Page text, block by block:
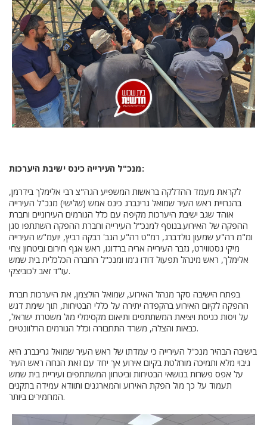
מנכ"ל העירייה כינס ישיבת היערכות:
לקראת מעמד ההדלקה בראשות המשפיע הגה"צ רבי אלימלך בידרמן,
בהנחיית ראש העיר שמואל גרינברג כינס אמש (שלישי) מנכ"ל העירייה
אוהד שגב ישיבת היערכות מקיפה עם כלל הגורמים העירוניים וחברת
ההפקה של האירוע.בנוסף למנכ"ל העירייה וחברת ההפקה השתתפו סגן
ומ"מ רה"ע שמעון גולדברג, רמ"ט רה"ע הגב' רבקה רביץ, יועמ"ש העירייה
מיקי גסטווירט, גזבר העירייה אריה ברדוגו, ראש אגף חירום וביטחון צחי
אלימלך, ראש מינהל תפעול דודו ג'מו ומנכ"ל החברה הכלכלית בית שמש
עו"ד זאב לכוביצקי.
בפתח הישיבה סקר מנהל האירוע, שמואל הולצמן, את היערכות חברת
ההפקה לקיום האירוע בהקפדה יתירה על כללי הבטיחות, תוך שימת דגש
על ויסות כניסת ויציאת המשתתפים ותיאום מקסימלי מול משטרת ישראל,
כבאות והצלה, משרד התחבורה וכלל הגורמים הרלוונטיים.
בישיבה הבהיר מנכ"ל העירייה כי עמדתו של ראש העיר שמואל גרינברג היא
גיבוי מלא ותמיכה מוחלטת בקיום אירוע אך יחד עם זאת הנחה ראש העיר
על אפס פשרות בנושאי הבטיחות וביטחון המשתתפים ועיריית בית שמש
תעמוד על כך מול הפקת האירוע והמארגנים ותוודא עמידה בתקנים
המחמירים ביותר.